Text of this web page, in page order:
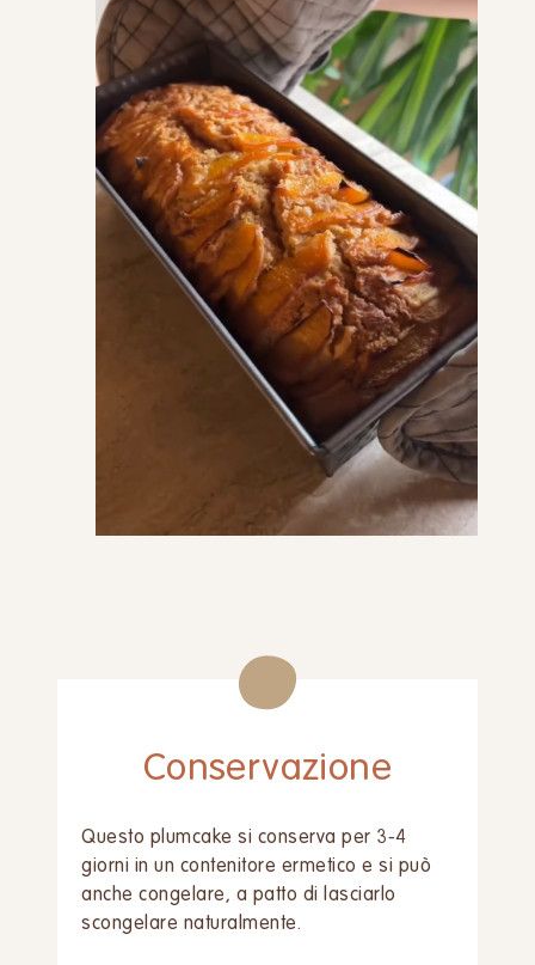
Conservazione
Questo plumcake si conserva per 3-4
giorni in un contenitore ermetico e si può
anche congelare, a patto di lasciarlo
scongelare naturalmente.